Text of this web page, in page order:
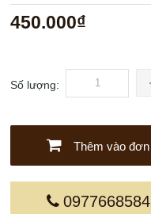
450.000₫
Số lượng:
Thêm vào đơn
0977668584